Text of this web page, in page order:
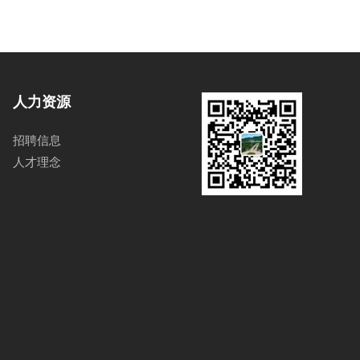
人力资源
招聘信息
人才理念